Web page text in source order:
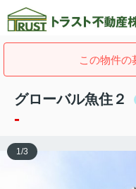
この物件の
グローバル魚住２
-
1/3